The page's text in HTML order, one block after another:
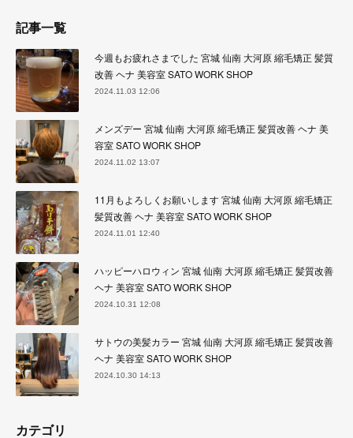
記事一覧
今週もお疲れさまでした 宮城 仙南 大河原 縮毛矯正 髪質
改善 ヘナ 美容室 SATO WORK SHOP
2024.11.03 12:06
メンズデー 宮城 仙南 大河原 縮毛矯正 髪質改善 ヘナ 美
容室 SATO WORK SHOP
2024.11.02 13:07
11月もよろしくお願いします 宮城 仙南 大河原 縮毛矯正
髪質改善 ヘナ 美容室 SATO WORK SHOP
2024.11.01 12:40
ハッピーハロウィン 宮城 仙南 大河原 縮毛矯正 髪質改善
ヘナ 美容室 SATO WORK SHOP
2024.10.31 12:08
サトウの美髪カラー 宮城 仙南 大河原 縮毛矯正 髪質改善
ヘナ 美容室 SATO WORK SHOP
2024.10.30 14:13
カテゴリ